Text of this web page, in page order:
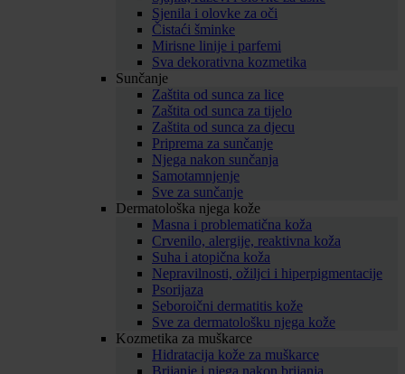
Sjenila i olovke za oči
Čistaći šminke
Mirisne linije i parfemi
Sva dekorativna kozmetika
Sunčanje
Zaštita od sunca za lice
Zaštita od sunca za tijelo
Zaštita od sunca za djecu
Priprema za sunčanje
Njega nakon sunčanja
Samotamnjenje
Sve za sunčanje
Dermatološka njega kože
Masna i problematična koža
Crvenilo, alergije, reaktivna koža
Suha i atopična koža
Nepravilnosti, ožiljci i hiperpigmentacije
Psorijaza
Seboroični dermatitis kože
Sve za dermatološku njega kože
Kozmetika za muškarce
Hidratacija kože za muškarce
Brijanje i njega nakon brijanja